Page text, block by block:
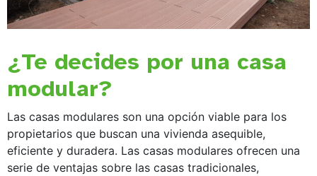
¿Te decides por una casa
modular?
Las casas modulares son una opción viable para los
propietarios que buscan una vivienda asequible,
eficiente y duradera. Las casas modulares ofrecen una
serie de ventajas sobre las casas tradicionales,